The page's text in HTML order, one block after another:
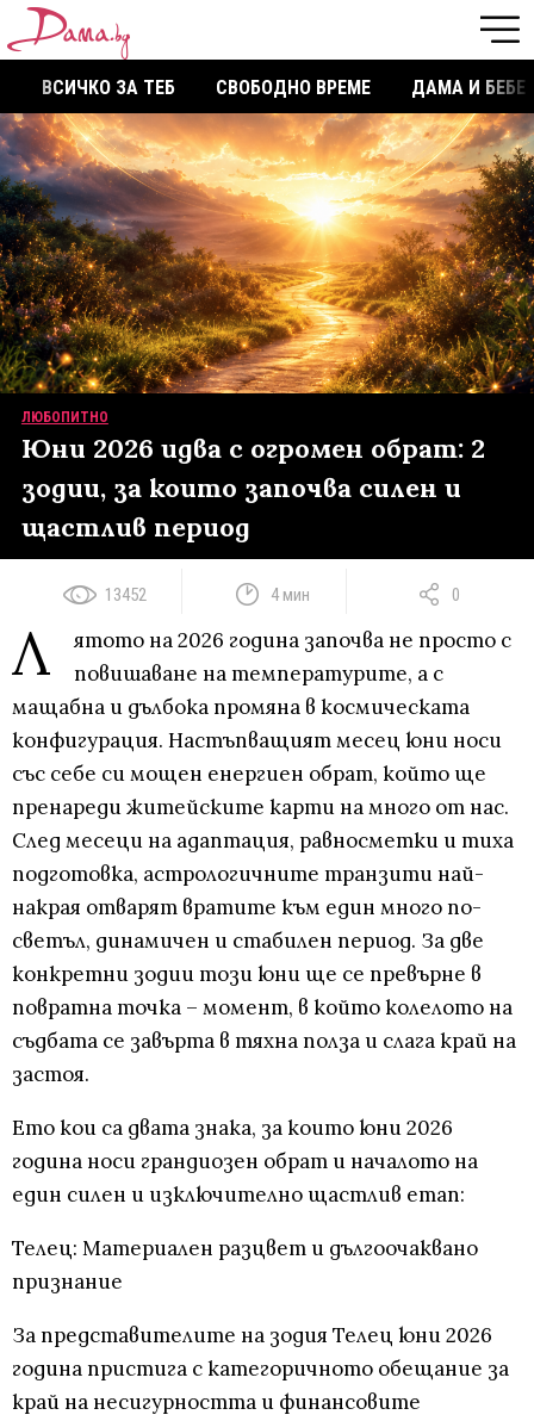
ВСИЧКО ЗА ТЕБ СВОБОДНО ВРЕМЕ ДАМА И БЕБЕ
ЛЮБОПИТНО
Юни 2026 идва с огромен обрат: 2
зодии, за които започва силен и
щастлив период
13452 4 мин 0
Л
ятото на 2026 година започва не просто с
повишаване на температурите, а с
мащабна и дълбока промяна в космическата
конфигурация. Настъпващият месец юни носи
със себе си мощен енергиен обрат, който ще
пренареди житейските карти на много от нас.
След месеци на адаптация, равносметки и тиха
подготовка, астрологичните транзити най-
накрая отварят вратите към един много по-
светъл, динамичен и стабилен период. За две
конкретни зодии този юни ще се превърне в
повратна точка – момент, в който колелото на
съдбата се завърта в тяхна полза и слага край на
застоя.
Ето кои са двата знака, за които юни 2026
година носи грандиозен обрат и началото на
един силен и изключително щастлив етап:
Телец: Материален разцвет и дългоочаквано
признание
За представителите на зодия Телец юни 2026
година пристига с категоричното обещание за
край на несигурността и финансовите